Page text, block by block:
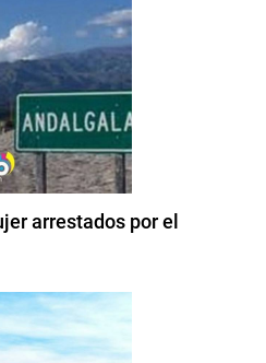
arrestados por el